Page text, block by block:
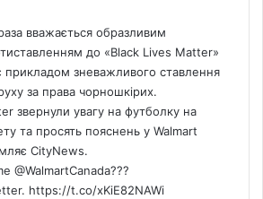
вважається образливим
до «Black Lives Matter»
прикладом зневажливого ставлення
за права чорношкірих.
звернули увагу на футболку на
та просять пояснень у Walmart
CityNews.
@WalmartCanada⁩???
https://t.co/xKiE82NAWi